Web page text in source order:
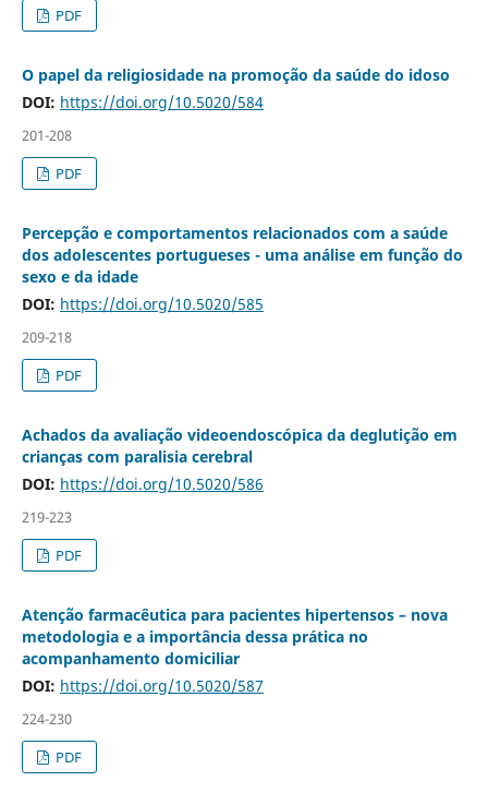
PDF
O papel da religiosidade na promoção da saúde do idoso
DOI: https://doi.org/10.5020/584
201-208
PDF
Percepção e comportamentos relacionados com a saúde
dos adolescentes portugueses - uma análise em função do
sexo e da idade
DOI: https://doi.org/10.5020/585
209-218
PDF
Achados da avaliação videoendoscópica da deglutição em
crianças com paralisia cerebral
DOI: https://doi.org/10.5020/586
219-223
PDF
Atenção farmacêutica para pacientes hipertensos – nova
metodologia e a importância dessa prática no
acompanhamento domiciliar
DOI: https://doi.org/10.5020/587
224-230
PDF